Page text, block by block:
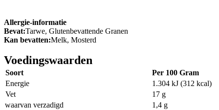
Allergie-informatie
Bevat:Tarwe, Glutenbevattende Granen
Kan bevatten:Melk, Mosterd
Voedingswaarden
Soort
Per 100 Gram
Energie
1.304 kJ (312 kcal)
Vet
17 g
waarvan verzadigd
1,4 g